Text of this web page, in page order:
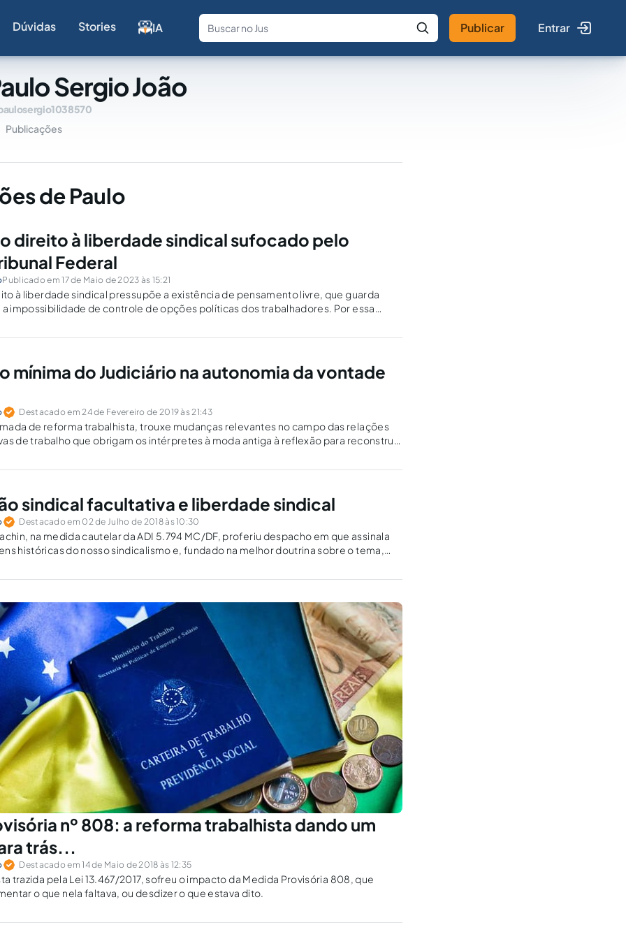
Dúvidas Stories IA
Fale com a IA Buscar no Jus
Publicar Entrar
Sergio João
Publicações
de Paulo
direito à liberdade sindical sufocado pelo
Federal
Publicado em 17 de Maio de 2023 às 15:21
à liberdade sindical pressupõe a existência de pensamento livre, que guarda
impossibilidade de controle de opções políticas dos trabalhadores. Por essa
mínima do Judiciário na autonomia da vontade
Destacado em 24 de Fevereiro de 2019 às 21:43
de reforma trabalhista, trouxe mudanças relevantes no campo das relações
de trabalho que obrigam os intérpretes à moda antiga à reflexão para reconstruir
sindical facultativa e liberdade sindical
Destacado em 02 de Julho de 2018 às 10:30
na medida cautelar da ADI 5.794 MC/DF, proferiu despacho em que assinala
históricas do nosso sindicalismo e, fundado na melhor doutrina sobre o tema,
nº 808: a reforma trabalhista dando um
trás...
Destacado em 14 de Maio de 2018 às 12:35
trazida pela Lei 13.467/2017, sofreu o impacto da Medida Provisória 808, que
o que nela faltava, ou desdizer o que estava dito.